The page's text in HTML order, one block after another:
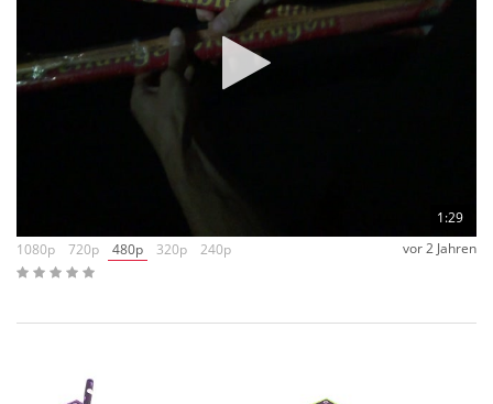
1:29
1080p
720p 480p 320p 240p vor 2 Jahren